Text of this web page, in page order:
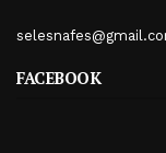
FACEBOOK